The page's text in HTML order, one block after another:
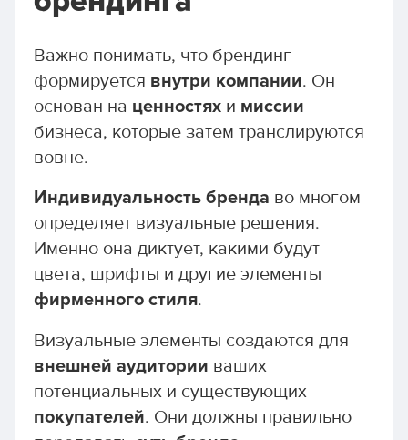
Важно понимать, что брендинг
формируется внутри компании. Он
основан на ценностяхи миссии
бизнеса, которые затем транслируются
вовне.
Индивидуальность бренда во многом
определяет визуальные решения.
Именно она диктует, какими будут
цвета, шрифты и другие элементы
фирменного стиля.
Визуальные элементы создаются для
внешней аудитории ваших
потенциальных и существующих
покупателей. Они должны правильно